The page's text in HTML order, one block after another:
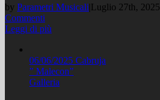
by Parametri Musicali|Luglio 27th, 2025
Commenti
Leggi di più
06/06/2025 Cabruja
” Malecon”
Galleria